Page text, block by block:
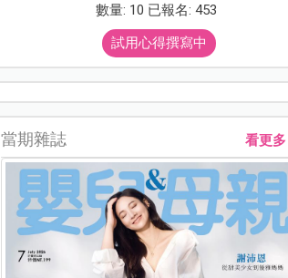
數量: 10 已報名: 453
試用心得撰寫中
當期雜誌 看更多